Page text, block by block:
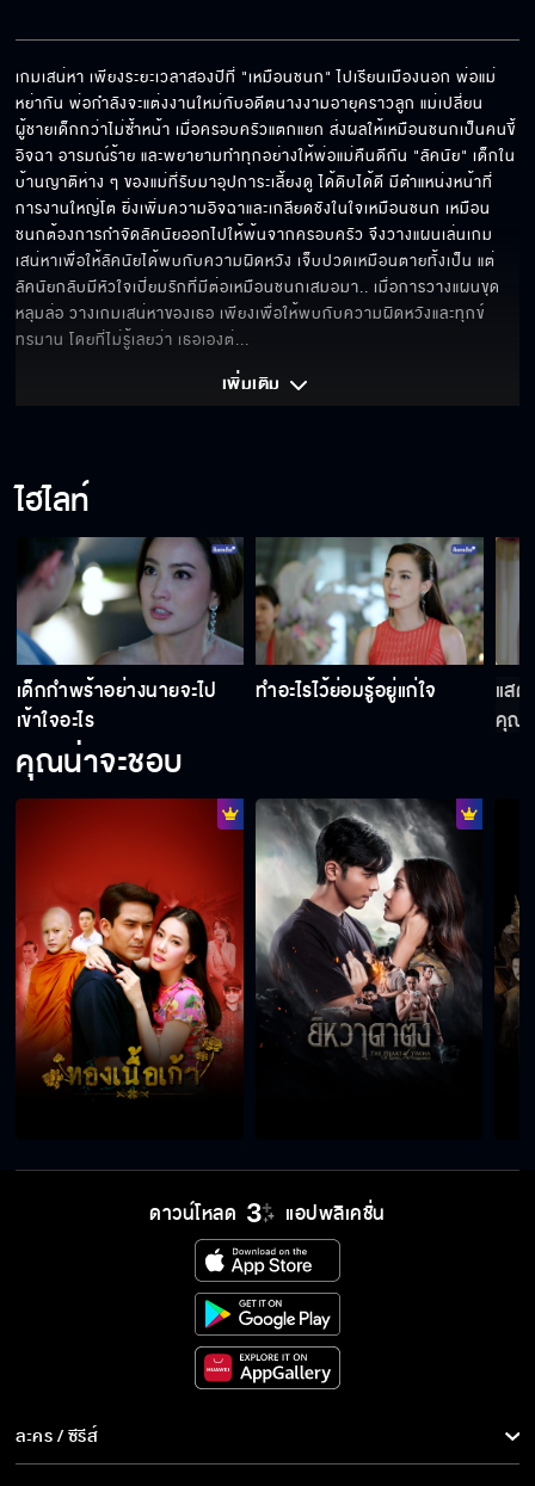
เกมเสน่หา เพียงระยะเวลาสองปีที่ "เหมือนชนก" ไปเรียนเมืองนอก พ่อแม่
หย่ากัน พ่อกำลังจะแต่งงานใหม่กับอดีตนางงามอายุคราวลูก แม่เปลี่ยน
ผู้ชายเด็กกว่าไม่ซ้ำหน้า เมื่อครอบครัวแตกแยก ส่งผลให้เหมือนชนกเป็นคนขี้
อิจฉา อารมณ์ร้าย และพยายามทำทุกอย่างให้พ่อแม่คืนดีกัน "ลัคนัย" เด็กใน
บ้านญาติห่าง ๆ ของแม่ที่รับมาอุปการะเลี้ยงดู ได้ดิบได้ดี มีตำแหน่งหน้าที่
การงานใหญ่โต ยิ่งเพิ่มความอิจฉาและเกลียดชังในใจเหมือนชนก เหมือน
ชนกต้องการกำจัดลัคนัยออกไปให้พ้นจากครอบครัว จึงวางแผนเล่นเกม
เสน่หาเพื่อให้ลัคนัยได้พบกับความผิดหวัง เจ็บปวดเหมือนตายทั้งเป็น แต่
ลัคนัยกลับมีหัวใจเปี่ยมรักที่มีต่อเหมือนชนกเสมอมา.. เมื่อการวางแผนขุด
หลุมล่อ วางเกมเสน่หาของเธอ เพียงเพื่อให้พบกับความผิดหวังและทุกข์
ทรมาน โดยที่ไม่รู้เลยว่า เธอเองต่...
เพิ่มเติม
ไฮไลท์
เด็กกำพร้าอย่างนายจะไป
เข้าใจอะไร
ทำอะไรไว้ย่อมรู้อยู่แก่ใจ
แส
คุณ
คุณน่าจะชอบ
ดาวน์โหลด แอปพลิเคชั่น
ละคร / ซีรีส์
ละคร/ซีรีส์